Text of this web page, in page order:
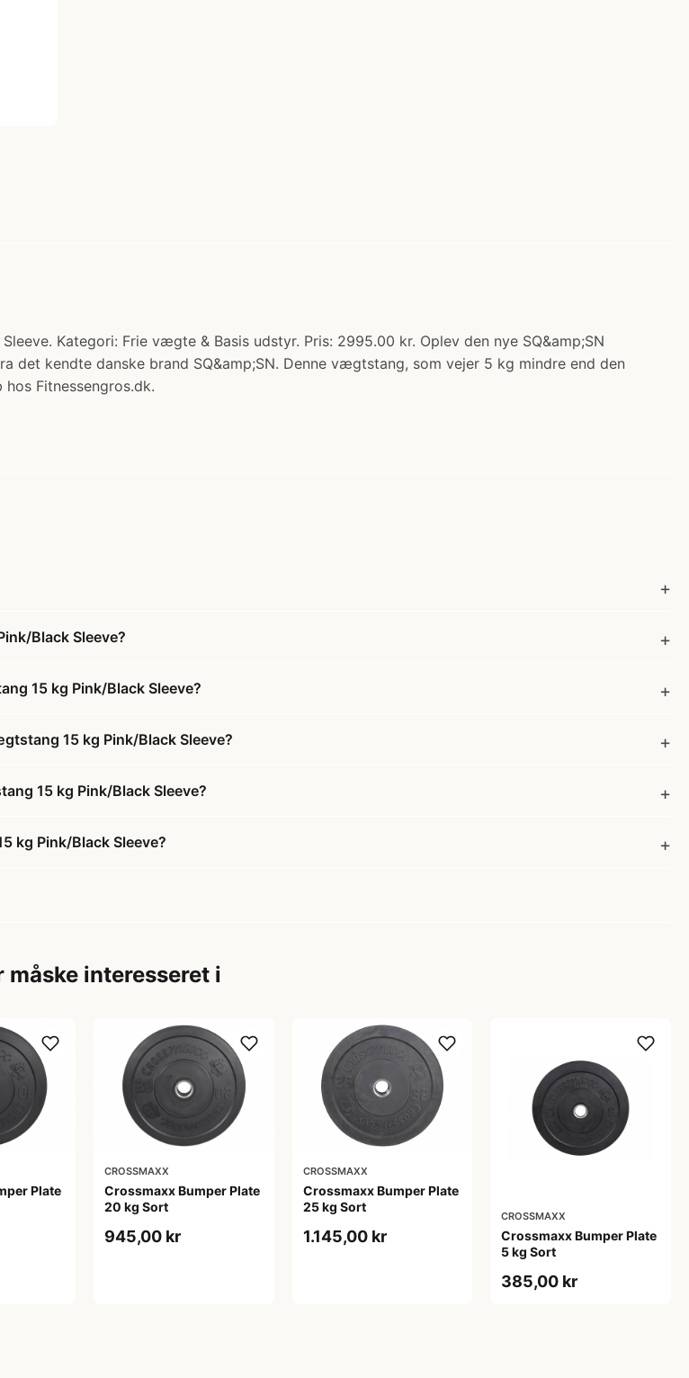
Kategori: Frie vægte & Basis udstyr. Pris: 2995.00 kr. Oplev den nye SQ&amp;SN
kendte danske brand SQ&amp;SN. Denne vægtstang, som vejer 5 kg mindre end den
Fitnessengros.dk.
Black Sleeve?
15 kg Pink/Black Sleeve?
15 kg Pink/Black Sleeve?
15 kg Pink/Black Sleeve?
kg Pink/Black Sleeve?
måske interesseret i
Plate
CROSSMAXX
Crossmaxx Bumper Plate
20 kg Sort
945,00 kr
CROSSMAXX
Crossmaxx Bumper Plate
25 kg Sort
1.145,00 kr
CROSSMAXX
Crossmaxx Bumper Plate
5 kg Sort
385,00 kr